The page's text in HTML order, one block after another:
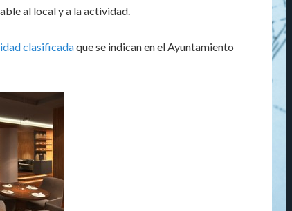
al local y a la actividad.
clasificadaque se indican en el Ayuntamiento